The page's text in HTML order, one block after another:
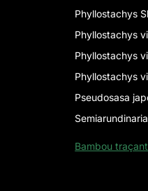
Phyllostachys
Phyllostachys
Phyllostachys
Phyllostachys
Pseudosasa
Bambou